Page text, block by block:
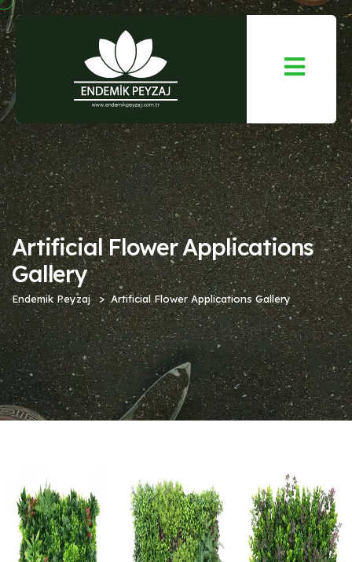
Artificial Flower Applications
Gallery
Endemik Peyzaj Artificial Flower Applications Gallery